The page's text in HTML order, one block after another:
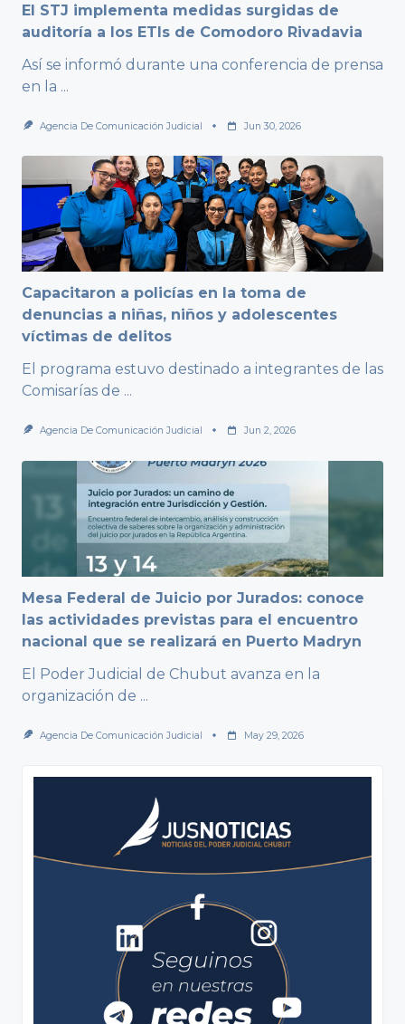
El STJ implementa medidas surgidas de
auditoría a los ETIs de Comodoro Rivadavia
Así se informó durante una conferencia de prensa
en la ...
Agencia De Comunicación Judicial Jun 30, 2026
Capacitaron a policías en la toma de
denuncias a niñas, niños y adolescentes
víctimas de delitos
El programa estuvo destinado a integrantes de las
Comisarías de ...
Agencia De Comunicación Judicial Jun 2, 2026
Mesa Federal de Juicio por Jurados: conoce
las actividades previstas para el encuentro
nacional que se realizará en Puerto Madryn
El Poder Judicial de Chubut avanza en la
organización de ...
Agencia De Comunicación Judicial May 29, 2026